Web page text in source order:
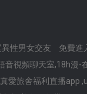
異性男女交友 免費進
音視頻聊天室,18h漫-
真愛旅舍福利直播app